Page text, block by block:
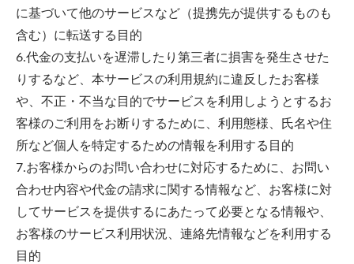
に基づいて他のサービスなど（提携先が提供するものも
含む）に転送する目的
6.代金の支払いを遅滞したり第三者に損害を発生させた
りするなど、本サービスの利用規約に違反したお客様
や、不正・不当な目的でサービスを利用しようとするお
客様のご利用をお断りするために、利用態様、氏名や住
所など個人を特定するための情報を利用する目的
7.お客様からのお問い合わせに対応するために、お問い
合わせ内容や代金の請求に関する情報など、お客様に対
してサービスを提供するにあたって必要となる情報や、
お客様のサービス利用状況、連絡先情報などを利用する
目的